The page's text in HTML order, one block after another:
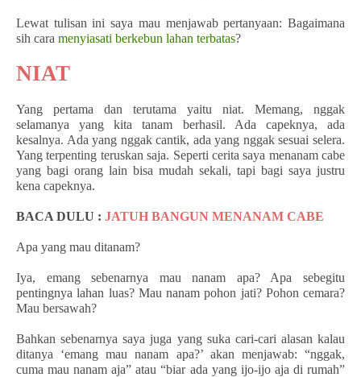
Lewat tulisan ini saya mau menjawab pertanyaan: Bagaimana
sih cara menyiasati berkebun lahan terbatas?
NIAT
Yang pertama dan terutama yaitu niat. Memang, nggak
selamanya yang kita tanam berhasil. Ada capeknya, ada
kesalnya. Ada yang nggak cantik, ada yang nggak sesuai selera.
Yang terpenting teruskan saja. Seperti cerita saya menanam cabe
yang bagi orang lain bisa mudah sekali, tapi bagi saya justru
kena capeknya.
BACA DULU : JATUH BANGUN MENANAM CABE
Apa yang mau ditanam?
Iya, emang sebenarnya mau nanam apa? Apa sebegitu
pentingnya lahan luas? Mau nanam pohon jati? Pohon cemara?
Mau bersawah?
Bahkan sebenarnya saya juga yang suka cari-cari alasan kalau
ditanya ‘emang mau nanam apa?’ akan menjawab: “nggak,
cuma mau nanam aja” atau “biar ada yang ijo-ijo aja di rumah”